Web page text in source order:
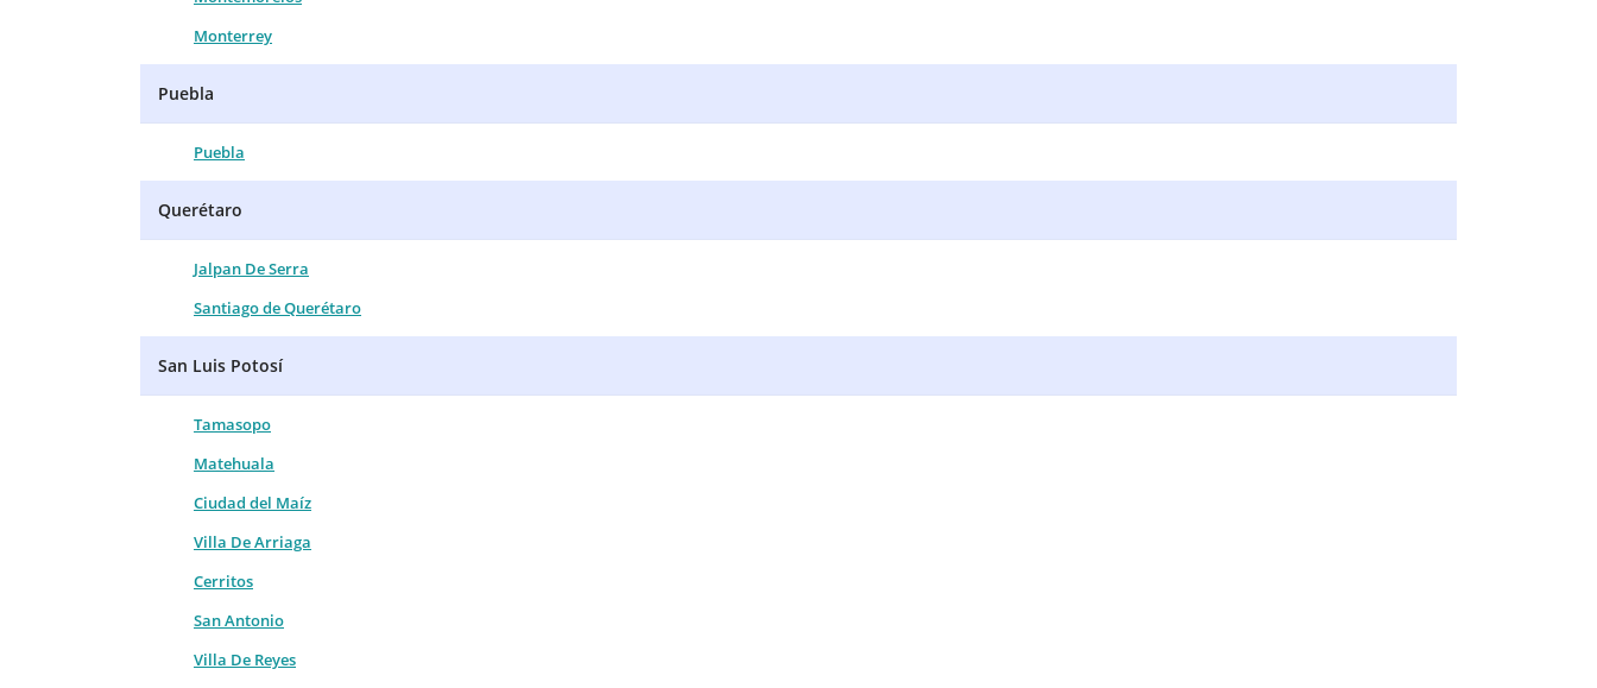
Monterrey
Puebla
Puebla
Querétaro
Jalpan De Serra
Santiago de Querétaro
San Luis Potosí
Tamasopo
Matehuala
Ciudad del Maíz
Villa De Arriaga
Cerritos
San Antonio
Villa De Reyes